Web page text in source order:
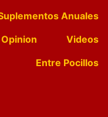
Anuales
Opinion
Videos
Entre Pocillos